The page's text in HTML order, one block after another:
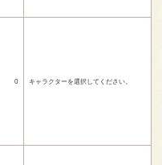
0 キャラクターを選択してください。